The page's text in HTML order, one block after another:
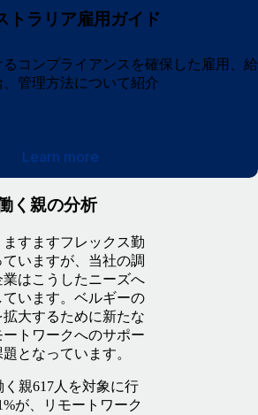
トラリア雇用ガイド
コンプライアンスを確保した雇用、給
、管理方法について紹介
Learn more
く親の分析
すますフレックス勤
いますが、当社の調
はこうしたニーズへ
います。ベルギーの
大するために新たな
トワークへのサポー
となっています。
く親617人を対象に行
が、リモートワーク